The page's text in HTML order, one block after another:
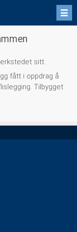
sitt.
fått i oppdrag å
Tilbygget